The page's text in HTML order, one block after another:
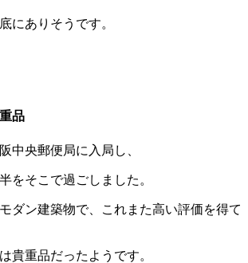
にありそうです。
品
中央郵便局に入局し、
をそこで過ごしました。
ダン建築物で、これまた高い評価を得て
貴重品だったようです。